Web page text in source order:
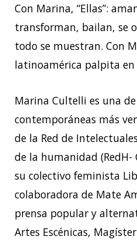
Con Marina, “Ellas”:
transforman, bailan, se
todo se muestran. Con
latinoamérica palpita en
Marina Cultelli es una
contemporáneas más
de la Red de
de la humanidad
su colectivo feminista
colaboradora de Mate
prensa popular y
Artes Escénicas,